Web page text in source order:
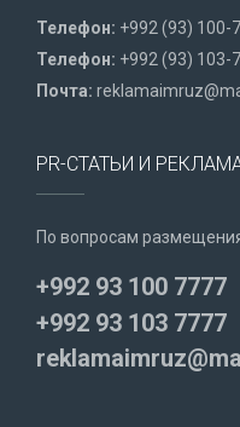
Телефон: +992 (93) 100-
Телефон: +992 (93) 103-
Почта:
PR-СТАТЬИ И
По вопросам
+992 93 100 7777
+992 93 103 7777